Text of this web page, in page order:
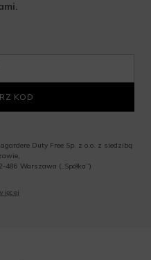
KOD
Duty Free Sp. z o.o. z siedzibą
Warszawa („Spółka”)
informacji o promocjach i